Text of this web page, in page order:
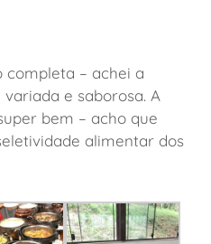
completa – achei a
e saborosa. A
bem – acho que
alimentar dos